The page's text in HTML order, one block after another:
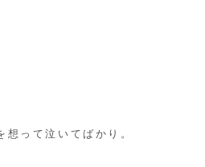
想って泣いてばかり。